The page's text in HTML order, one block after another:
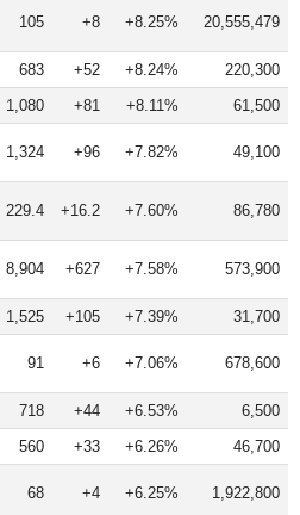
105 +8 +8.25% 20,555,479
683 +52 +8.24%
220,300
1,080 +81 +8.11% 61,500
1,324 +96 +7.82% 49,100
229.4 +16.2 +7.60% 86,780
8,904 +627 +7.58% 573,900
1,525 +105 +7.39% 31,700
91 +6 +7.06% 678,600
718 +44 +6.53%
6,500
560 +33 +6.26% 46,700
68 +4 +6.25% 1,922,800